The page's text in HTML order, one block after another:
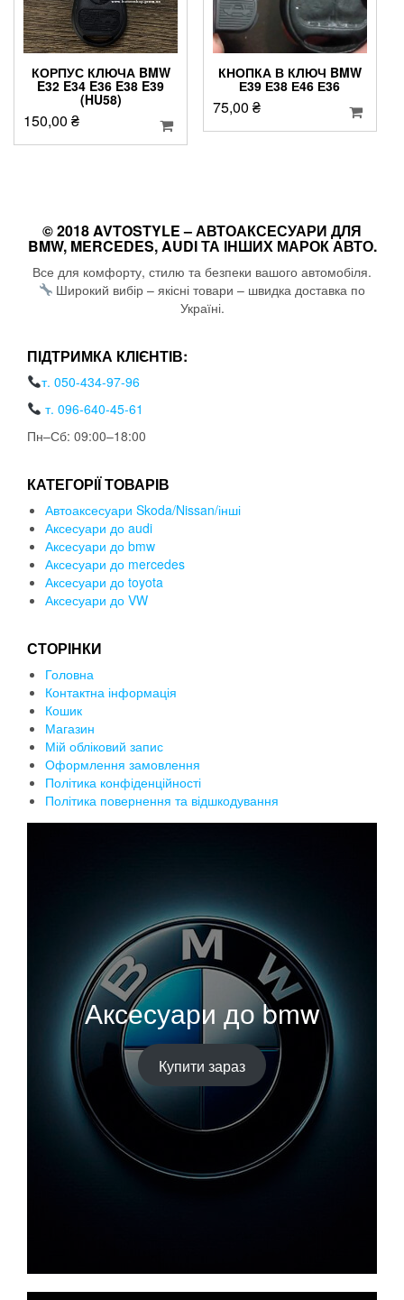
КОРПУС КЛЮЧА BMW
E32 E34 E36 E38 E39
(HU58)
150,00 ₴
КНОПКА В КЛЮЧ BMW
Е39 Е38 Е46 Е36
75,00 ₴
© 2018 AVTOSTYLE – АВТОАКСЕСУАРИ ДЛЯ
BMW, MERCEDES, AUDI ТА ІНШИХ МАРОК АВТО.
Все для комфорту, стилю та безпеки вашого автомобіля.
Широкий вибір – якісні товари – швидка доставка по
Україні.
ПІДТРИМКА КЛІЄНТІВ:
т. 050-434-97-96
т. 096-640-45-61
Пн–Сб: 09:00–18:00
КАТЕГОРІЇ ТОВАРІВ
Автоаксесуари Skoda/Nissan/інші
Аксесуари до audi
Аксесуари до bmw
Аксесуари до mercedes
Аксесуари до toyota
Аксесуари до VW
СТОРІНКИ
Головна
Контактна інформація
Кошик
Магазин
Мій обліковий запис
Оформлення замовлення
Політика конфіденційності
Політика повернення та відшкодування
Аксесуари до bmw
Купити зараз